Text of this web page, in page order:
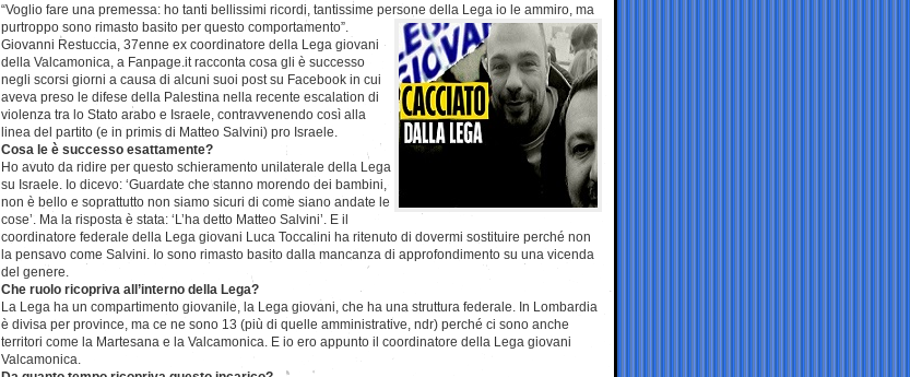
“Voglio fare una premessa: ho tanti bellissimi ricordi, tantissime persone della Lega io le ammiro, ma
purtroppo sono rimasto basito per questo comportamento”.
Giovanni Restuccia, 37enne ex coordinatore della Lega giovani
della Valcamonica, a Fanpage.it racconta cosa gli è successo
negli scorsi giorni a causa di alcuni suoi post su Facebook in cui
aveva preso le difese della Palestina nella recente escalation di
violenza tra lo Stato arabo e Israele, contravvenendo così alla
linea del partito (e in primis di Matteo Salvini) pro Israele.
Cosa le è successo esattamente?
Ho avuto da ridire per questo schieramento unilaterale della Lega
su Israele. Io dicevo: ‘Guardate che stanno morendo dei bambini,
non è bello e soprattutto non siamo sicuri di come siano andate le
cose’. Ma la risposta è stata: ‘L’ha detto Matteo Salvini’. E il
coordinatore federale della Lega giovani Luca Toccalini ha ritenuto di dovermi sostituire perché non
la pensavo come Salvini. Io sono rimasto basito dalla mancanza di approfondimento su una vicenda
del genere.
Che ruolo ricopriva all’interno della Lega?
La Lega ha un compartimento giovanile, la Lega giovani, che ha una struttura federale. In Lombardia
è divisa per province, ma ce ne sono 13 (più di quelle amministrative, ndr) perché ci sono anche
territori come la Martesana e la Valcamonica. E io ero appunto il coordinatore della Lega giovani
Valcamonica.